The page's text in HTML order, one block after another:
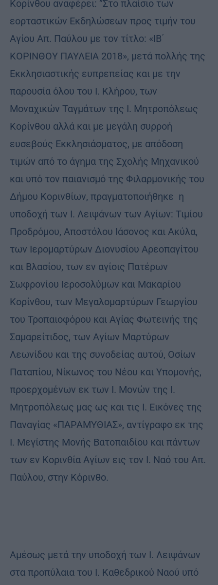
Κορίνθου αναφέρει: ”Στο πλαίσιο των
εορταστικών Εκδηλώσεων προς τιμήν του
Αγίου Απ. Παύλου με τον τίτλο: «ΙΒ΄
ΚΟΡΙΝΘΟΥ ΠΑΥΛΕΙΑ 2018», μετά πολλής της
Εκκλησιαστικής ευπρεπείας και με την
παρουσία όλου του Ι. Κλήρου, των
Μοναχικών Ταγμάτων της Ι. Μητροπόλεως
Κορίνθου αλλά και με μεγάλη συρροή
ευσεβούς Εκκλησιάσματος, με απόδοση
τιμών από το άγημα της Σχολής Μηχανικού
και υπό τον παιανισμό της Φιλαρμονικής του
Δήμου Κορινθίων, πραγματοποιήθηκε η
υποδοχή των Ι. Λειψάνων των Αγίων: Τιμίου
Προδρόμου, Αποστόλου Ιάσονος και Ακύλα,
των Ιερομαρτύρων Διονυσίου Αρεοπαγίτου
και Βλασίου, των εν αγίοις Πατέρων
Σωφρονίου Ιεροσολύμων και Μακαρίου
Κορίνθου, των Μεγαλομαρτύρων Γεωργίου
του Τροπαιοφόρου και Αγίας Φωτεινής της
Σαμαρείτιδος, των Αγίων Μαρτύρων
Λεωνίδου και της συνοδείας αυτού, Οσίων
Παταπίου, Νίκωνος του Νέου και Υπομονής,
προερχομένων εκ των Ι. Μονών της Ι.
Μητροπόλεως μας ως και τις Ι. Εικόνες της
Παναγίας «ΠΑΡΑΜΥΘΙΑΣ», αντίγραφο εκ της
Ι. Μεγίστης Μονής Βατοπαιδίου και πάντων
των εν Κορινθία Αγίων εις τον Ι. Ναό του Απ.
Παύλου, στην Κόρινθο.
Αμέσως μετά την υποδοχή των Ι. Λειψάνων
στα προπύλαια του Ι. Καθεδρικού Ναού υπό